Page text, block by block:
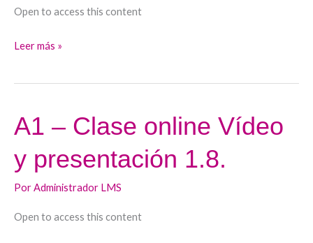
Open to access this content
y
1.9.
Leer más »
A1 – Clase online Vídeo
y presentación 1.8.
PorAdministrador LMS
Open to access this content
A1
–
Clase
online
Vídeo
y